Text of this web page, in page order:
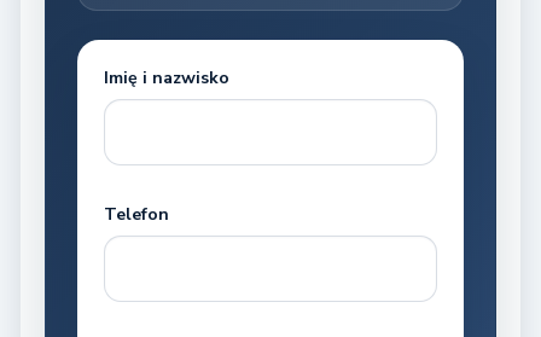
Imię i nazwisko
Telefon